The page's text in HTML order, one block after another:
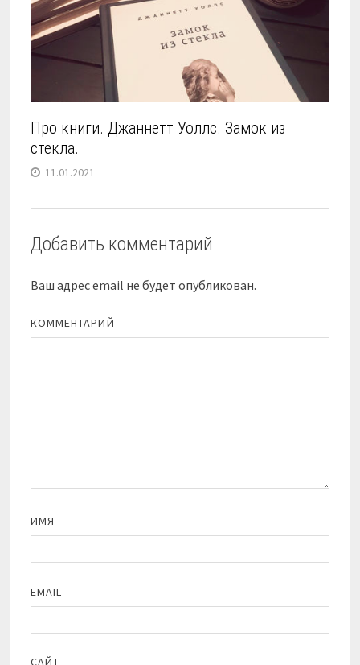
Про книги. Джаннетт Уоллс. Замок из
стекла.
11.01.2021
Добавить комментарий
Ваш адрес email не будет опубликован.
КОММЕНТАРИЙ
ИМЯ
EMAIL
САЙТ